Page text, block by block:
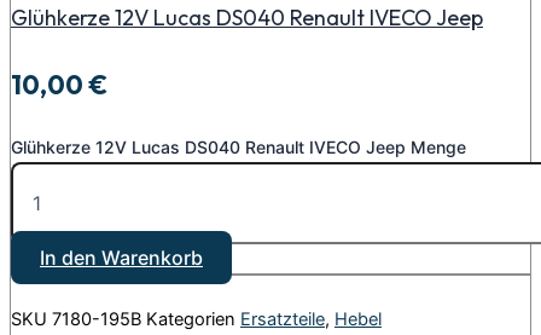
Glühkerze 12V Lucas DS040 Renault IVECO Jeep
10,00€
Glühkerze 12V Lucas DS040 Renault IVECO Jeep Menge
In den Warenkorb
SKU 7180-195B Kategorien Ersatzteile, Hebel